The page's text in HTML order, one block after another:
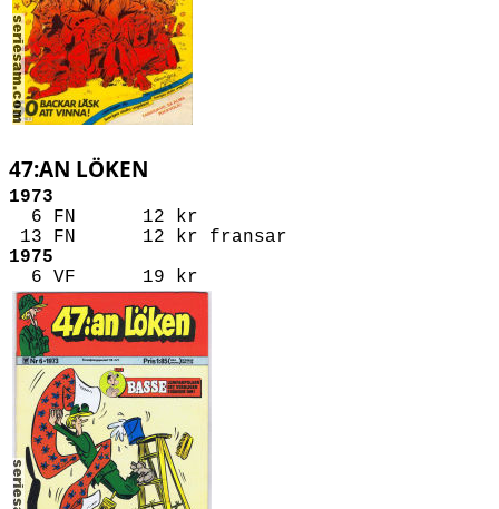
47:AN LÖKEN
1973
6 FN 12 kr
13 FN 12 kr fransar
1975
6 VF 19 kr